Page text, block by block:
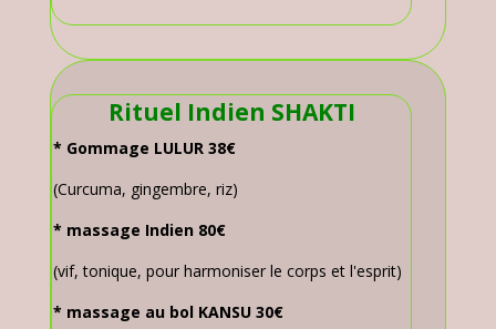
Rituel Indien SHAKTI
* Gommage LULUR 38€
(Curcuma, gingembre, riz)
* massage Indien 80€
(vif, tonique, pour harmoniser le corps et l'esprit)
* massage au bol KANSU 30€